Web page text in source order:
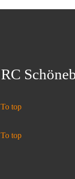
RC
To top
To top